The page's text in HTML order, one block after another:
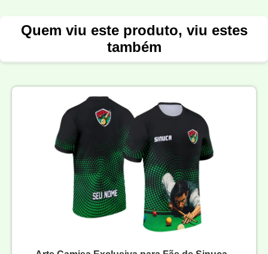
Quem viu este produto, viu estes
também